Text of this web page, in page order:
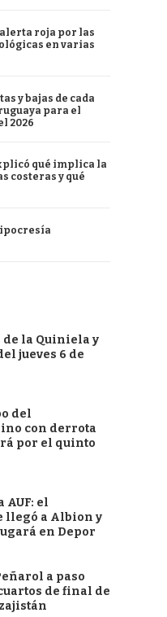
roja por las
en varias
y bajas de cada
para el
2026
qué implica la
costeras y qué
de la Quiniela y
jueves 6 de
del
con derrota
por el quinto
AUF: el
llegó a Albion y
en Depor
a paso
de final de